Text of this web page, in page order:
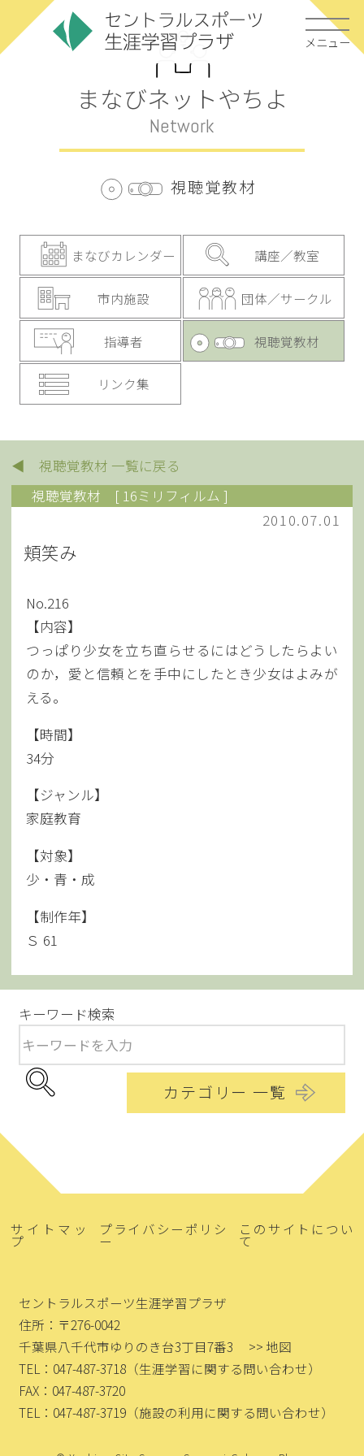
メニュー
まなびネットやちよ
Network
視聴覚教材
まなびカレンダー 講座／教室
市内施設 団体／サークル
指導者 視聴覚教材
リンク集
◀ 視聴覚教材 一覧に戻る
視聴覚教材
[ 16ミリフィルム ]
2010.07.01
頬笑み
No.216
【内容】
つっぱり少女を立ち直らせるにはどうしたらよい
のか，愛と信頼とを手中にしたとき少女はよみが
える。
【時間】
34分
【ジャンル】
家庭教育
【対象】
少・青・成
【制作年】
Ｓ 61
キーワード検索
カテゴリー 一覧
サイトマッ
プ
プライバシーポリシ
ー
このサイトについ
て
セントラルスポーツ生涯学習プラザ
住所：〒276-0042
千葉県八千代市ゆりのき台3丁目7番3
>> 地図
TEL：047-487-3718 （生涯学習に関する問い合わせ）
FAX：047-487-3720
TEL：047-487-3719 （施設の利用に関する問い合わせ）